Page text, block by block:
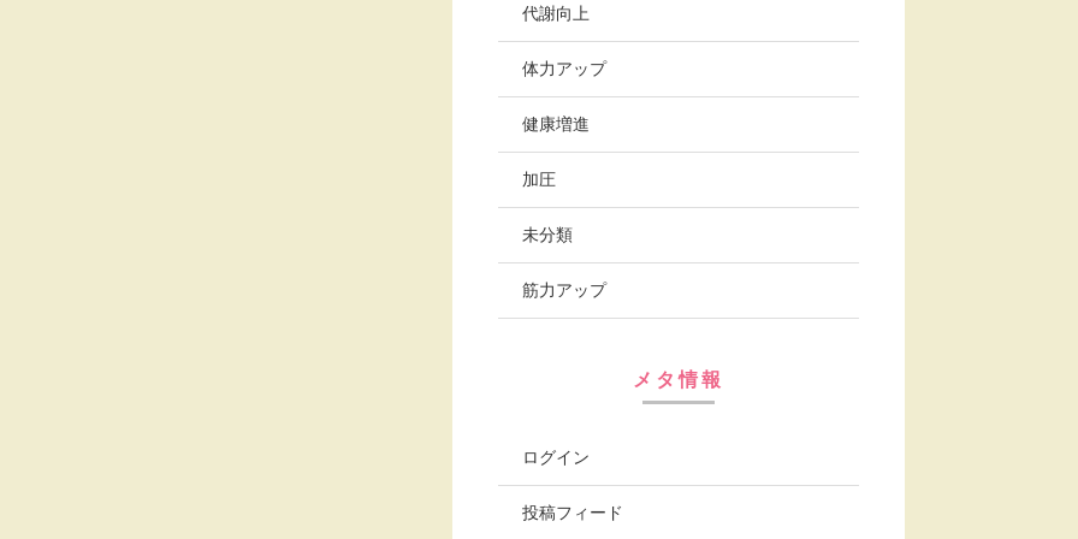
代謝向上
体力アップ
健康増進
加圧
未分類
筋力アップ
メタ情報
ログイン
投稿フィード